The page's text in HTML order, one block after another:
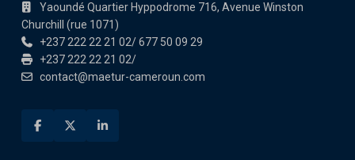
Yaoundé Quartier Hyppodrome 716, Avenue Winston
Churchill (rue 1071)
+237 222 22 21 02/ 677 50 09 29
+237 222 22 21 02/
contact@maetur-cameroun.com